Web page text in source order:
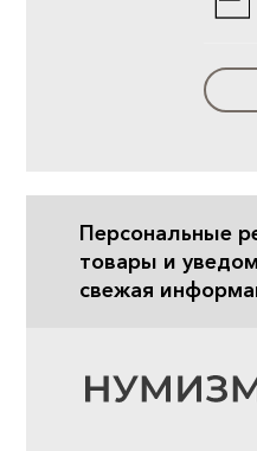
Персональные
товары и
свежая